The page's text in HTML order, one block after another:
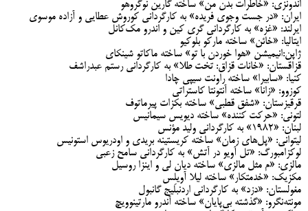
اندونزی: «خاطرات بدن من» ساخته گارین نوگروهو
ایران: «در جست وجوی فریده» به کارگردانی کوروش عطایی و آزاده موسوی
ایرلند: «غزه» به کارگردانی گری کین و اندرو مک‌کانل
ایتالیا: «خائن» ساخته مارکو بلوکیو
ژاپن:انیمیشن «هوا خوردن با تو» ساخته ماکاتو شینکای
قزاقستان: «خانات قزاق: تخت طلا» به کارگردانی رستم عبدراشف
کنیا: «سابیرا» ساخته راونت سیپی چادا
کوزوو: «زانا» ساخته آنتونتا کاستراتی
قرقیزستان: «شفق قطبی» ساخته بکزات پیرماتوف
لتونی: «حرکت کننده» ساخته دیویس سیمانیس
لبنان: «1982» به کارگردانی ولید مؤنس
لیتوانی: «پل‌های زمان» ساخته کریستینه بریدی و اودریوس استونیس
لوکزامبورگ: «تل آویو در آتش» به کارگردانی سامح زعبی
مالزی: «م مثل مالزی» ساخته دیان لی و اینزا روسیل
مکزیک: «خدمتکار» ساخته لیلا آویلِس
مغولستان: «دزد» به کارگردانی اردنبلیج گانبول
مونته‌نگرو: «گذشته بی‌پایان» ساخته آندرو مارتینوویچ